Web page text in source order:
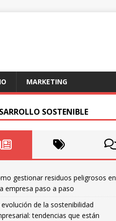
MARKETING
SOSTENIBLE
gestionar residuos peligrosos en
empresa paso a paso
evolución de la sostenibilidad
tendencias que están